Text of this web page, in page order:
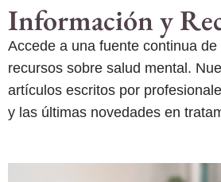
Información y
Accede a una fuente continua
recursos sobre salud mental.
artículos escritos por
y las últimas novedades en